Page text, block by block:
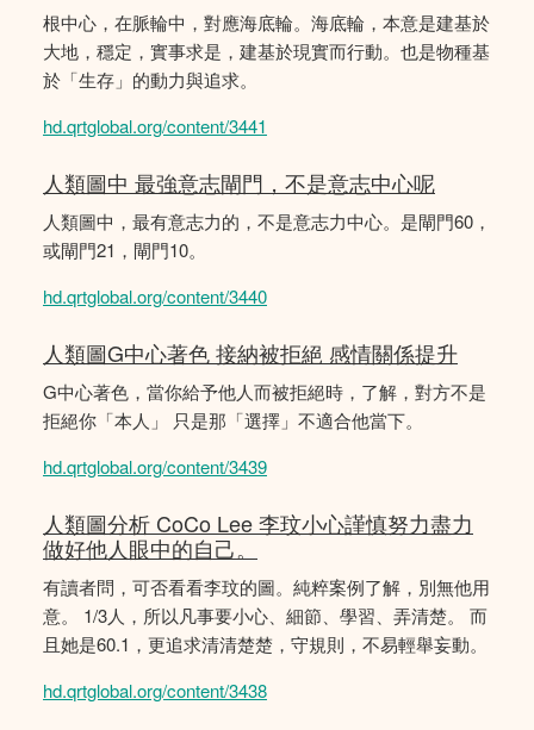
根中心，在脈輪中，對應海底輪。海底輪，本意是建基於
大地，穩定，實事求是，建基於現實而行動。也是物種基
於「生存」的動力與追求。
hd.qrtglobal.org/content/3441
人類圖中 最強意志閘門，不是意志中心呢
人類圖中，最有意志力的，不是意志力中心。是閘門60，
或閘門21，閘門10。
hd.qrtglobal.org/content/3440
人類圖G中心著色 接納被拒絕 感情關係提升
G中心著色，當你給予他人而被拒絕時，了解，對方不是
拒絕你「本人」 只是那「選擇」不適合他當下。
hd.qrtglobal.org/content/3439
人類圖分析 CoCo Lee 李玟小心謹慎努力盡力
做好他人眼中的自己。
有讀者問，可否看看李玟的圖。純粹案例了解，別無他用
意。 1/3人，所以凡事要小心、細節、學習、弄清楚。 而
且她是60.1，更追求清清楚楚，守規則，不易輕舉妄動。
hd.qrtglobal.org/content/3438